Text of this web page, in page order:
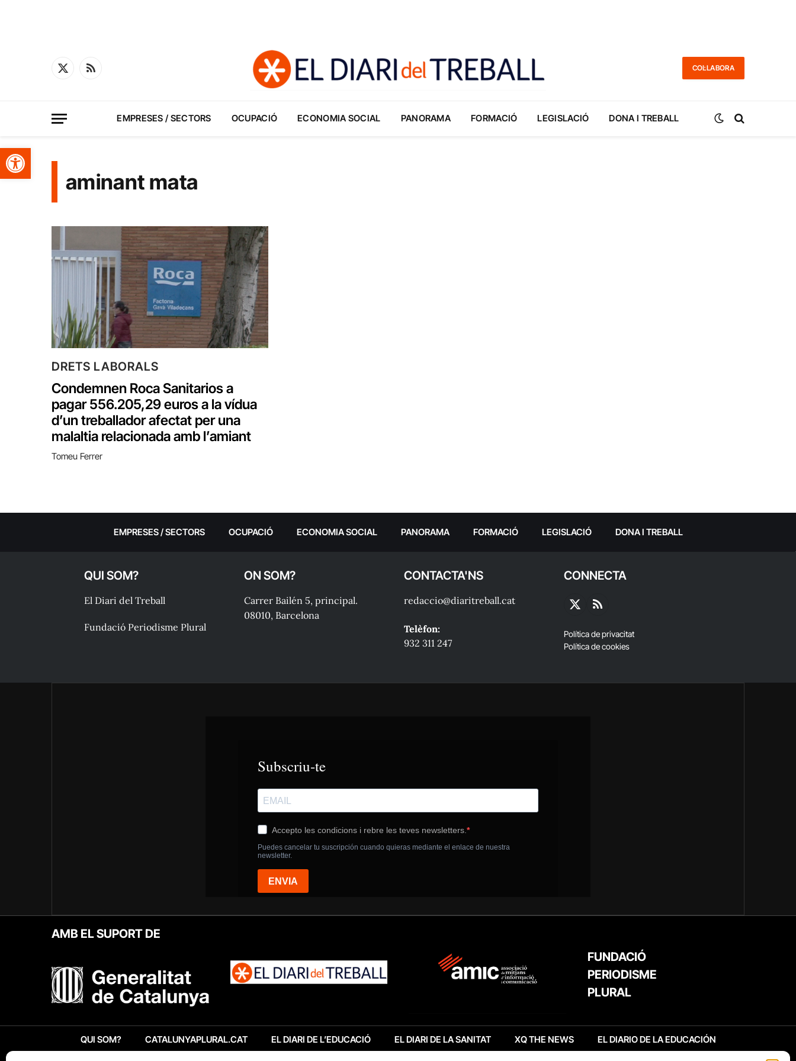
Obre la barra d'eines
X
RSS
COL·LABORA
EMPRESES / SECTORS OCUPACIÓ ECONOMIA SOCIAL PANORAMA FORMACIÓ LEGISLACIÓ DONA I TREBALL
aminant mata
DRETS LABORALS
Condemnen Roca Sanitarios a
pagar 556.205,29 euros a la vídua
d’un treballador afectat per una
malaltia relacionada amb l’amiant
Tomeu Ferrer
EMPRESES / SECTORS OCUPACIÓ ECONOMIA SOCIAL PANORAMA FORMACIÓ LEGISLACIÓ DONA I TREBALL
QUI SOM?
El Diari del Treball
Fundació Periodisme Plural
ON SOM?
Carrer Bailén 5, principal.
08010, Barcelona
CONTACTA'NS
redaccio@diaritreball.cat
Telèfon:
932 311 247
CONNECTA
X
RSS
Política de privacitat
Política de cookies
AMB EL SUPORT DE
FUNDACIÓ
PERIODISME
PLURAL
QUI SOM? CATALUNYAPLURAL.CAT EL DIARI DE L’EDUCACIÓ EL DIARI DE LA SANITAT XQ THE NEWS EL DIARIO DE LA EDUCACIÓN